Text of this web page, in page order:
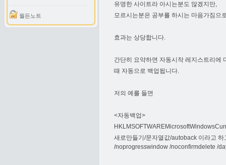
월든노트
유명한 사이트라 아시는분도 많겠지만,
모르시는분은 공부를 하시는 마음가짐으
효과는 상당합니다.
간단히 요약하면 자동시작 레지스트리에
때 자동으로 백업됩니다.
저의 예를 들면
<자동백업>
새로만들기/문자열값/autoback 이라고
/noprogresswindow /noconfirmdelete /